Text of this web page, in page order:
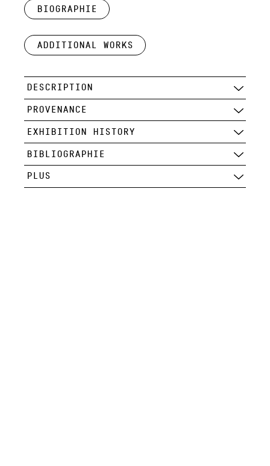
Biographie
Additional works
DESCRIPTION
PROVENANCE
EXHIBITION HISTORY
BIBLIOGRAPHIE
PLUS